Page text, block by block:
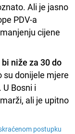
Ali je jasno
PDV-a
cijene
niže za 30 do
su donijele mjere
Bosni i
ali je upitno
postupku